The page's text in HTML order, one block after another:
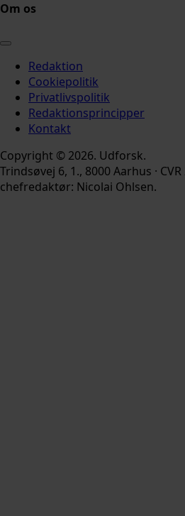
Om os
Redaktion
Cookiepolitik
Privatlivspolitik
Redaktionsprincipper
Kontakt
Copyright © 2026. Udforsk.
Trindsøvej 6, 1., 8000 Aarhus · CVR
chefredaktør: Nicolai Ohlsen.